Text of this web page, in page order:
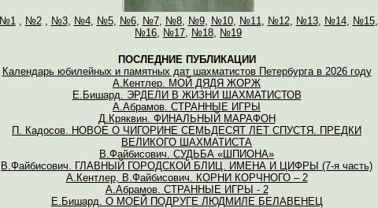
№1, №2, №3, №4, №5, №6, №7, №8, №9, №10, №11, №12, №13, №14, №15,
№16, №17, №18, №19
ПОСЛЕДНИЕ ПУБЛИКАЦИИ
Календарь юбилейных и памятных дат шахматистов Петербурга в 2026 году
А.Кентлер. МОЙ ДЯДЯ ЖОРЖ
Е.Бишард. ЭРДЕЛИ В ЖИЗНИ ШАХМАТИСТОВ
А.Абрамов. СТРАННЫЕ ИГРЫ
Д.Кряквин. ФИНАЛЬНЫЙ МАРАФОН
П. Кадосов. НОВОЕ О ЧИГОРИНЕ СЕМЬДЕСЯТ ЛЕТ СПУСТЯ. ПРЕДКИ
ВЕЛИКОГО ШАХМАТИСТА
В.Файбисович. СУДЬБА «ШПИОНА»
В.Файбисович. ГЛАВНЫЙ ГОРОДСКОЙ БЛИЦ. ИМЕНА И ЦИФРЫ (7-я часть)
А.Кентлер, В.Файбисович. КОРНИ КОРЧНОГО – 2
А.Абрамов. СТРАННЫЕ ИГРЫ - 2
Е.Бишард. О МОЕЙ ПОДРУГЕ ЛЮДМИЛЕ БЕЛАВЕНЕЦ